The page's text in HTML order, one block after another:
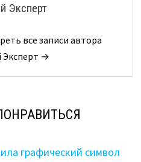
Эксперт
все записи автора
Эксперт →